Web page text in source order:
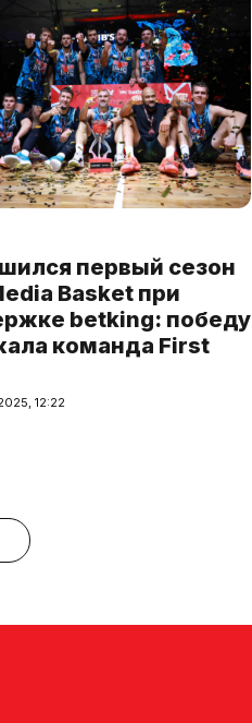
первый сезон
Basket при
betking: победу
команда First
12:22